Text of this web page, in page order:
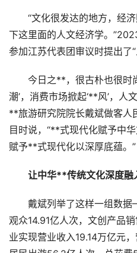
“文化很发达的地方，经济
下这里面的人文经济学。
参加江苏代表团审议时提出了“
今日之**，很古朴也很时
潮’，消费市场掀起‘**风’，
**旅游研究院院长戴斌做客人
目时说，“**式现代化赋予中
赋予**式现代化以深厚底蕴。”
让中华**传统文化深度融
戴斌列举了这样一组数据
观众14.91亿人次，文创产品
业实现营业收入19.14万亿元